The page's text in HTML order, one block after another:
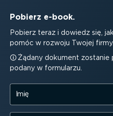
Pobierz e-book.
Pobierz teraz i dowiedz się,
pomóc w rozwoju Twojej firmy.
Żądany dokument zostanie
podany w formularzu.
Imię